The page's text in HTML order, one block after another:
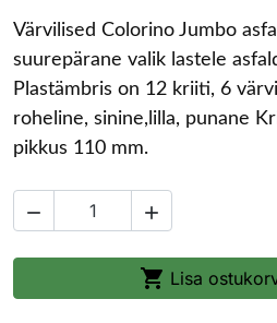
Värvilised Colorino Jumbo
suurepärane valik lastele
Plastämbris on 12 kriiti, 6
roheline, sinine,lilla, punane
pikkus 110 mm.
 
 Lisa